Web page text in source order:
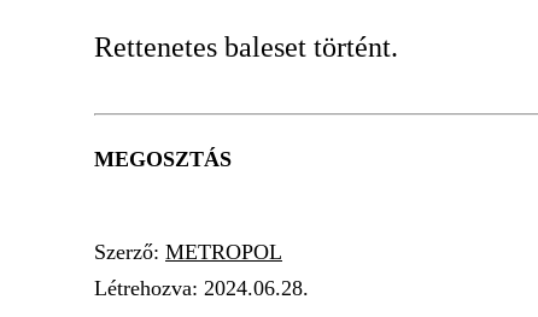
Rettenetes baleset történt.
MEGOSZTÁS
Szerző: METROPOL
Létrehozva: 2024.06.28.